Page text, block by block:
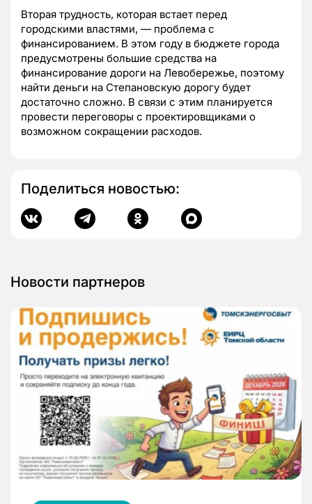
Вторая трудность, которая встает перед
городскими властями, — проблема с
финансированием. В этом году в бюджете города
предусмотрены большие средства на
финансирование дороги на Левобережье, поэтому
найти деньги на Степановскую дорогу будет
достаточно сложно. В связи с этим планируется
провести переговоры с проектировщиками о
возможном сокращении расходов.
Поделиться новостью:
Новости партнеров